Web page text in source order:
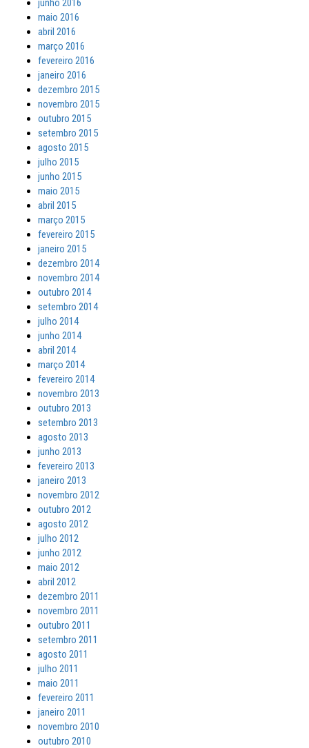
junho 2016
maio 2016
abril 2016
março 2016
fevereiro 2016
janeiro 2016
dezembro 2015
novembro 2015
outubro 2015
setembro 2015
agosto 2015
julho 2015
junho 2015
maio 2015
abril 2015
março 2015
fevereiro 2015
janeiro 2015
dezembro 2014
novembro 2014
outubro 2014
setembro 2014
julho 2014
junho 2014
abril 2014
março 2014
fevereiro 2014
novembro 2013
outubro 2013
setembro 2013
agosto 2013
junho 2013
fevereiro 2013
janeiro 2013
novembro 2012
outubro 2012
agosto 2012
julho 2012
junho 2012
maio 2012
abril 2012
dezembro 2011
novembro 2011
outubro 2011
setembro 2011
agosto 2011
julho 2011
maio 2011
fevereiro 2011
janeiro 2011
novembro 2010
outubro 2010